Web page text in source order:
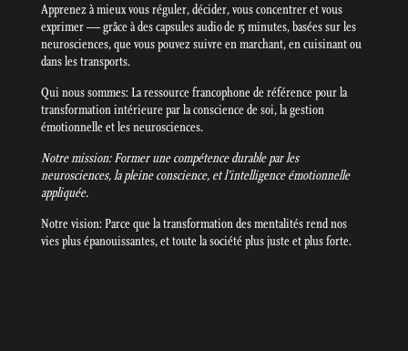
Apprenez à mieux vous réguler, décider, vous concentrer et vous
exprimer — grâce à des capsules audio de 15 minutes, basées sur les
neurosciences, que vous pouvez suivre en marchant, en cuisinant ou
dans les transports.
Qui nous sommes: La ressource francophone de référence pour la
transformation intérieure par la conscience de soi, la gestion
émotionnelle et les neurosciences.
Notre mission: Former une compétence durable par les
neurosciences, la pleine conscience, et l’intelligence émotionnelle
appliquée.
Notre vision: Parce que la transformation des mentalités rend nos
vies plus épanouissantes, et toute la société plus juste et plus forte.